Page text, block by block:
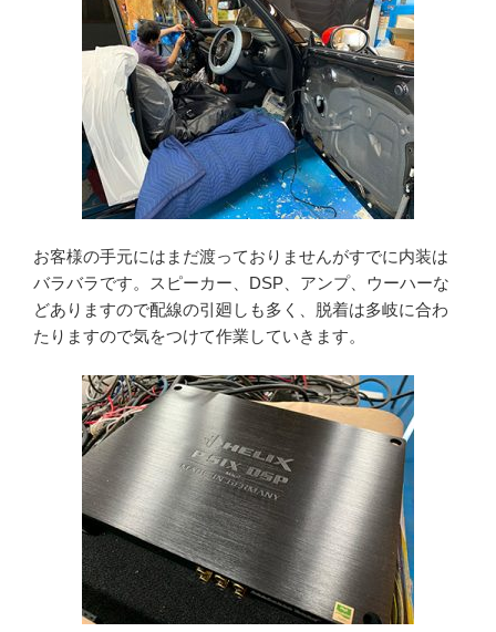
お客様の手元にはまだ渡っておりませんがすでに内装は
バラバラです。スピーカー、DSP、アンプ、ウーハーな
どありますので配線の引廻しも多く、脱着は多岐に合わ
たりますので気をつけて作業していきます。